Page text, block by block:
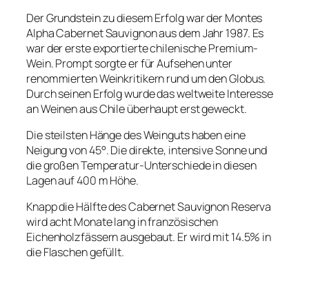
Der Grundstein zu diesem Erfolg war der Montes
Alpha Cabernet Sauvignon aus dem Jahr 1987. Es
war der erste exportierte chilenische Premium-
Wein. Prompt sorgte er für Aufsehen unter
renommierten Weinkritikern rund um den Globus.
Durch seinen Erfolg wurde das weltweite Interesse
an Weinen aus Chile überhaupt erst geweckt.
Die steilsten Hänge des Weinguts haben eine
Neigung von 45°. Die direkte, intensive Sonne und
die großen Temperatur-Unterschiede in diesen
Lagen auf 400 m Höhe.
Knapp die Hälfte des Cabernet Sauvignon Reserva
wird acht Monate lang in französischen
Eichenholzfässern ausgebaut. Er wird mit 14.5% in
die Flaschen gefüllt.